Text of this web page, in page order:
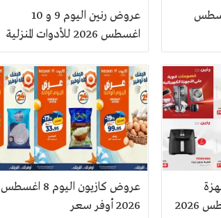
8 اغسطس
عروض رنين اليوم 9 و 10
اغسطس 2026 للأدوات المنزلية
عروض كازيون اليوم 8 اغسطس
2026 أوفر سعر